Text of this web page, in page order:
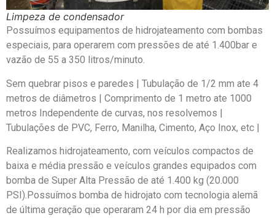
Limpeza de condensador
Possuímos equipamentos de hidrojateamento com bombas
especiais, para operarem com pressões de até 1.400bar e
vazão de 55 a 350 litros/minuto.
Sem quebrar pisos e paredes | Tubulação de 1/2 mm ate 4
metros de diâmetros | Comprimento de 1 metro ate 1000
metros Independente de curvas, nos resolvemos |
Tubulações de PVC, Ferro, Manilha, Cimento, Aço Inox, etc |
Realizamos hidrojateamento, com veículos compactos de
baixa e média pressão e veículos grandes equipados com
bomba de Super Alta Pressão de até 1.400 kg (20.000
PSI).Possuímos bomba de hidrojato com tecnologia alemã
de última geração que operaram 24 h por dia em pressão